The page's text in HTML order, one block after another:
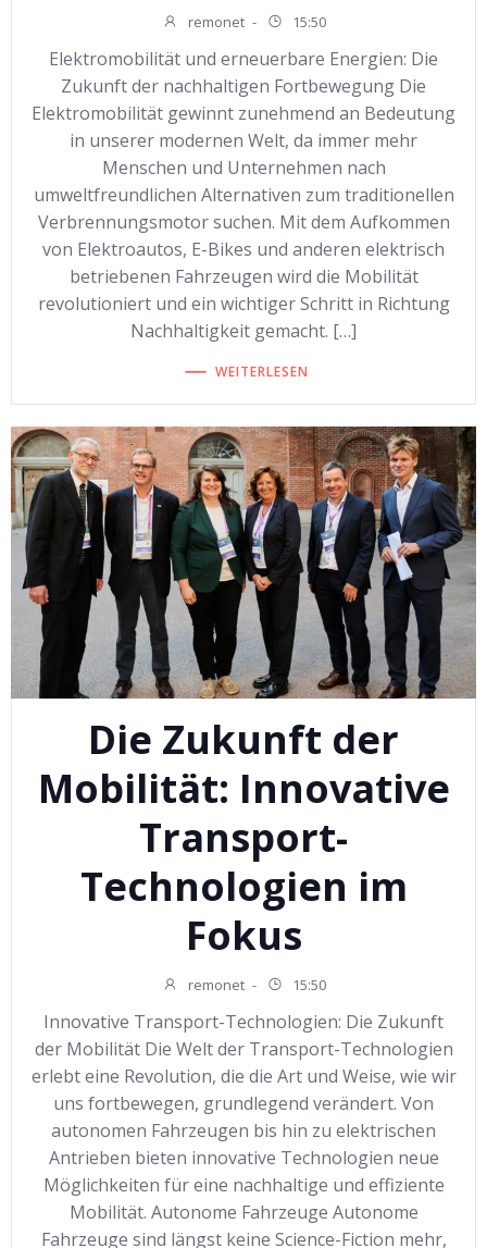
remonet - 15:50
Elektromobilität und erneuerbare Energien: Die
Zukunft der nachhaltigen Fortbewegung Die
Elektromobilität gewinnt zunehmend an Bedeutung
in unserer modernen Welt, da immer mehr
Menschen und Unternehmen nach
umweltfreundlichen Alternativen zum traditionellen
Verbrennungsmotor suchen. Mit dem Aufkommen
von Elektroautos, E-Bikes und anderen elektrisch
betriebenen Fahrzeugen wird die Mobilität
revolutioniert und ein wichtiger Schritt in Richtung
Nachhaltigkeit gemacht. […]
WEITERLESEN
Die Zukunft der
Mobilität: Innovative
Transport-
Technologien im
Fokus
remonet - 15:50
Innovative Transport-Technologien: Die Zukunft
der Mobilität Die Welt der Transport-Technologien
erlebt eine Revolution, die die Art und Weise, wie wir
uns fortbewegen, grundlegend verändert. Von
autonomen Fahrzeugen bis hin zu elektrischen
Antrieben bieten innovative Technologien neue
Möglichkeiten für eine nachhaltige und effiziente
Mobilität. Autonome Fahrzeuge Autonome
Fahrzeuge sind längst keine Science-Fiction mehr,